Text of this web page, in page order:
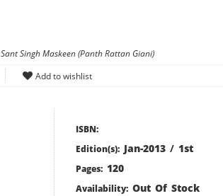
Sant Singh Maskeen (Panth Rattan Giani)
ISBN:
Edition(s): Jan-2013/ 1st
Pages: 120
Availability: Out Of Stock